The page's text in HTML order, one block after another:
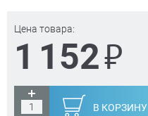
Цена товара:
1 152₽
В КОРЗИНУ